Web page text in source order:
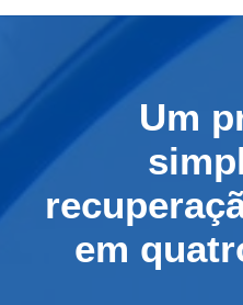
Um
em